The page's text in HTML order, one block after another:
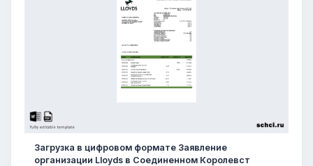
Загрузка в цифровом формате Заявление
организации Lloyds в Соединенном Королевст